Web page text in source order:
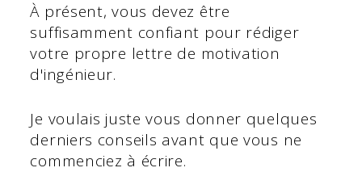
À présent, vous devez être
suffisamment confiant pour rédiger
votre propre lettre de motivation
d'ingénieur.
Je voulais juste vous donner quelques
derniers conseils avant que vous ne
commenciez à écrire.